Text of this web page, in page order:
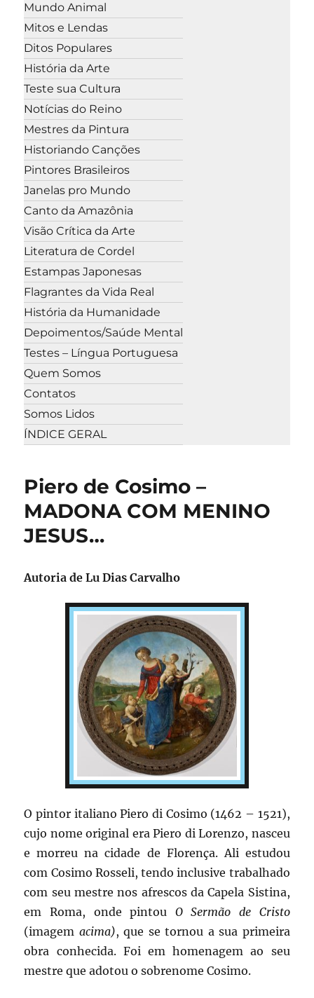
Mundo Animal
Mitos e Lendas
Ditos Populares
História da Arte
Teste sua Cultura
Notícias do Reino
Mestres da Pintura
Historiando Canções
Pintores Brasileiros
Janelas pro Mundo
Canto da Amazônia
Visão Crítica da Arte
Literatura de Cordel
Estampas Japonesas
Flagrantes da Vida Real
História da Humanidade
Depoimentos/Saúde Mental
Testes – Língua Portuguesa
Quem Somos
Contatos
Somos Lidos
ÍNDICE GERAL
Piero de Cosimo –
MADONA COM MENINO
JESUS…
Autoria de Lu Dias Carvalho
O pintor italiano Piero di Cosimo (1462 – 1521),
cujo nome original era Piero di Lorenzo, nasceu
e morreu na cidade de Florença. Ali estudou
com Cosimo Rosseli, tendo inclusive trabalhado
com seu mestre nos afrescos da Capela Sistina,
em Roma, onde pintou O Sermão de Cristo
(imagem acima), que se tornou a sua primeira
obra conhecida. Foi em homenagem ao seu
mestre que adotou o sobrenome Cosimo.